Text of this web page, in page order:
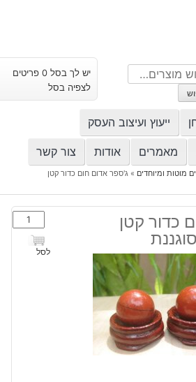
יש לך בסל 0 פריטים
לצפיה בסל
ייעוץ ועיצוב העסק
מאמרים אודות צור קשר
מוטות ומיוחדים » ג'ספר אדום חום כדור קטן
כדור קטן
כמות
של
ג'ספר
לסל